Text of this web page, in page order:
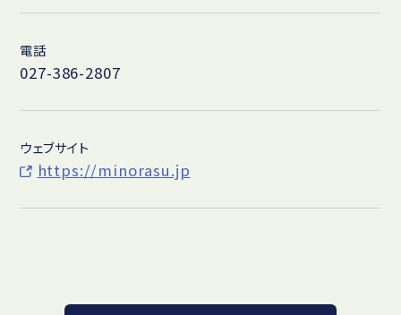
電話
027-386-2807
ウェブサイト
https://minorasu.jp